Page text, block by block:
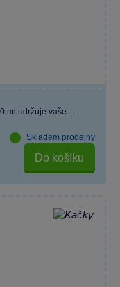
ml udržuje vaše...
Skladem prodejny
Do košíku